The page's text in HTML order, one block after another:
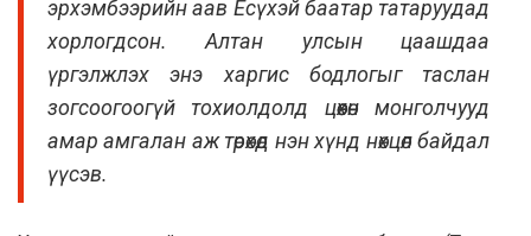
эрхэмбээрийн аав Есүхэй баатар татаруудад
хорлогдсон. Алтан улсын цаашдаа
үргэлжлэх энэ харгис бодлогыг таслан
зогсоогоогүй тохиолдолд цөөхөн монголчууд
амар амгалан аж төрөхөд нэн хүнд нөхцөл байдал
үүсэв.